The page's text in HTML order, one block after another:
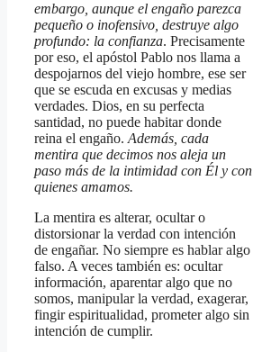
embargo, aunque el engaño parezca
pequeño o inofensivo, destruye algo
profundo: la confianza. Precisamente
por eso, el apóstol Pablo nos llama a
despojarnos del viejo hombre, ese ser
que se escuda en excusas y medias
verdades. Dios, en su perfecta
santidad, no puede habitar donde
reina el engaño. Además, cada
mentira que decimos nos aleja un
paso más de la intimidad con Él y con
quienes amamos.
La mentira es alterar, ocultar o
distorsionar la verdad con intención
de engañar. No siempre es hablar algo
falso. A veces también es: ocultar
información, aparentar algo que no
somos, manipular la verdad, exagerar,
fingir espiritualidad, prometer algo sin
intención de cumplir.